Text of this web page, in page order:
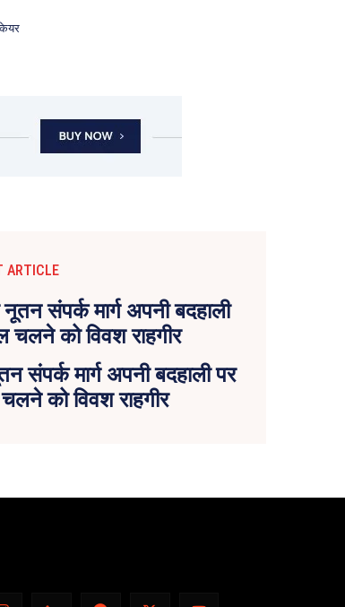
ARTICLE
संपर्क मार्ग अपनी बदहाली पर
को विवश राहगीर